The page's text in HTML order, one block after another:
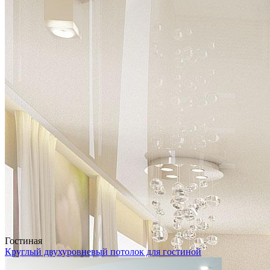
Гостиная
Круглый двухуровневый потолок для гостиной